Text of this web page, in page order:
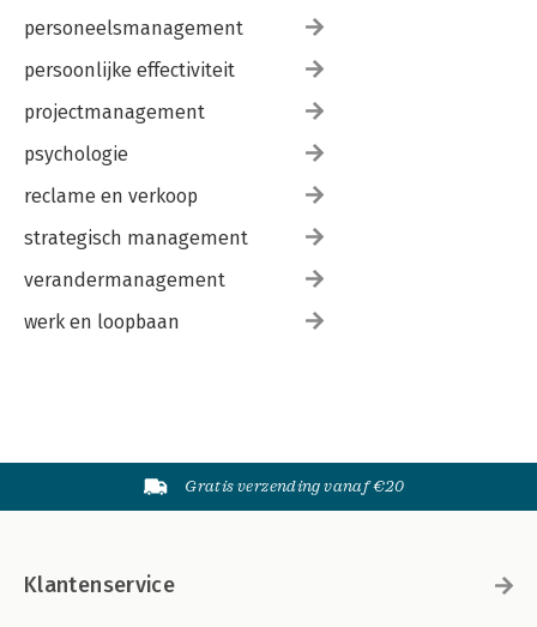
personeelsmanagement
persoonlijke effectiviteit
projectmanagement
psychologie
reclame en verkoop
strategisch management
verandermanagement
werk en loopbaan
Gratis verzending vanaf €20
Klantenservice